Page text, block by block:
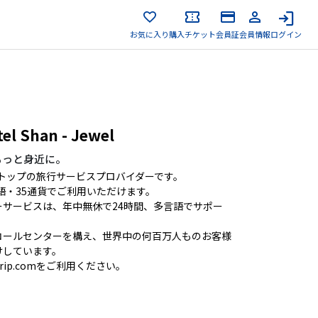
お気に入り購入チケット会員証会員情報ログイン
Shan - Jewel
と身近に。
プの旅行サービスプロバイダーです。
35通貨でご利用いただけます。
ービスは、年中無休で24時間、多言語でサポー
ルセンターを構え、世界中の何百万人ものお客様
ています。
をご利用ください。